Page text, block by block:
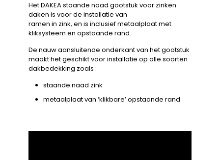
Het DAKEA staande naad gootstuk voor zinken
daken is voor de installatie van
ramen in zink, en is inclusief metaalplaat met
kliksysteem en opstaande rand.
De nauw aansluitende onderkant van het gootstuk
maakt het geschikt voor installatie op alle soorten
dakbedekking zoals :
staande naad zink
metaalplaat van ‘klikbare’ opstaande rand